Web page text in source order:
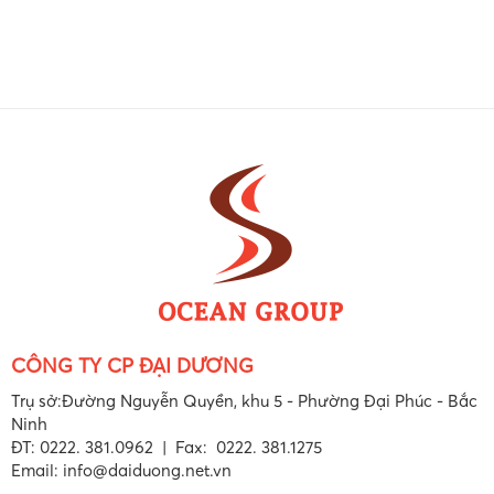
CÔNG TY CP ĐẠI DƯƠNG
Trụ sở:Đường Nguyễn Quyền, khu 5 - Phường Đại Phúc - Bắc
Ninh
ĐT: 0222. 381.0962 | Fax: 0222. 381.1275
Email: info@daiduong.net.vn